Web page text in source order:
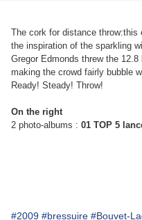
The cork for distance throw:this
the inspiration of the sparkling
Gregor Edmonds threw the
making the crowd fairly bubble
Ready! Steady! Throw!
On the right
2 photo-albums : 01 TOP 5
#2009 #bressuire #Bouvet-